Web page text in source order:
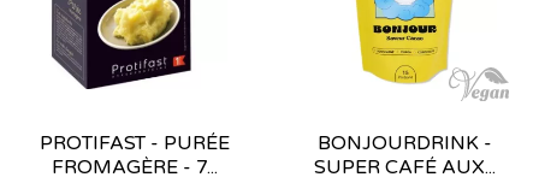
PROTIFAST - PURÉE
FROMAGÈRE - 7...
BONJOURDRINK -
SUPER CAFÉ AUX...